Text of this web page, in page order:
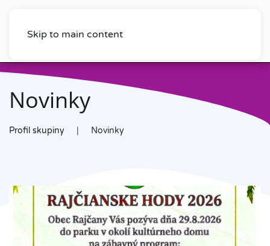
Skip to main content
Novinky
Profil skupiny Novinky